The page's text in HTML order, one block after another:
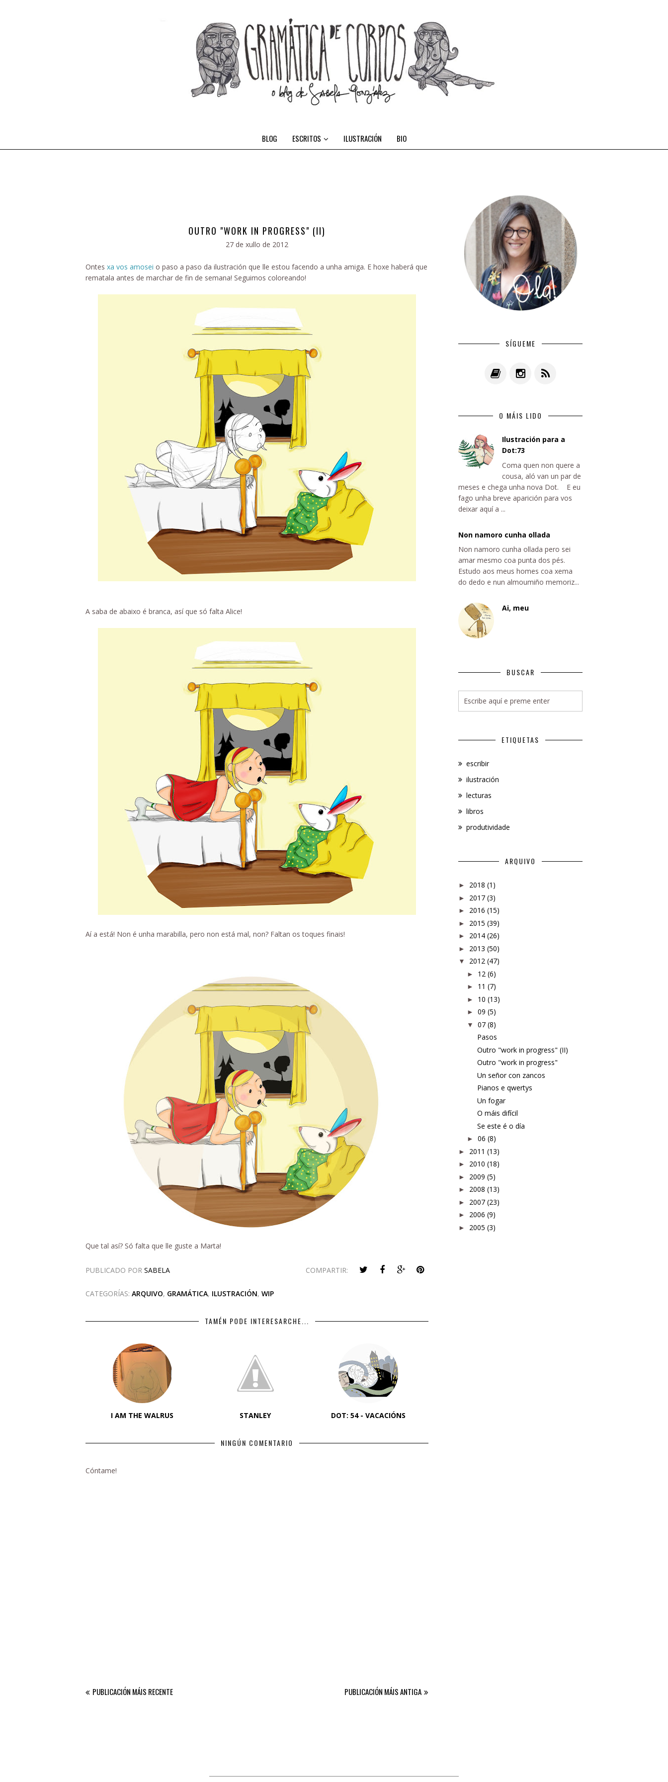
BLOG ESCRITOS ILUSTRACIÓN BIO
OUTRO "WORK IN PROGRESS" (II)
27 de xullo de 2012
Ontes xa vos amosei o paso a paso da ilustración que lle estou facendo a unha amiga. E hoxe haberá que
rematala antes de marchar de fin de semana! Seguimos coloreando!
A saba de abaixo é branca, así que só falta Alice!
Aí a está! Non é unha marabilla, pero non está mal, non? Faltan os toques finais!
Que tal así? Só falta que lle guste a Marta!
PUBLICADO POR SABELA COMPARTIR:
CATEGORÍAS: ARQUIVO, GRAMÁTICA, ILUSTRACIÓN, WIP
TAMÉN PODE INTERESARCHE...
I AM THE WALRUS STANLEY DOT: 54 - VACACIÓNS
NINGÚN COMENTARIO
Cóntame!
PUBLICACIÓN MÁIS RECENTE PUBLICACIÓN MÁIS ANTIGA
SÍGUEME
O MÁIS LIDO
Ilustración para a
Dot:73
Coma quen non quere a
cousa, aló van un par de
meses e chega unha nova Dot. E eu
fago unha breve aparición para vos
deixar aquí a ...
Non namoro cunha ollada
Non namoro cunha ollada pero sei
amar mesmo coa punta dos pés.
Estudo aos meus homes coa xema
do dedo e nun almoumiño memoriz...
Ai, meu
BUSCAR
ETIQUETAS
escribir
ilustración
lecturas
libros
produtividade
ARQUIVO
► 2018 (1)
► 2017 (3)
► 2016 (15)
► 2015 (39)
► 2014 (26)
► 2013 (50)
▼ 2012 (47)
► 12 (6)
► 11 (7)
► 10 (13)
► 09 (5)
▼ 07 (8)
Pasos
Outro "work in progress" (II)
Outro "work in progress"
Un señor con zancos
Pianos e qwertys
Un fogar
O máis difícil
Se este é o día
► 06 (8)
► 2011 (13)
► 2010 (18)
► 2009 (5)
► 2008 (13)
► 2007 (23)
► 2006 (9)
► 2005 (3)